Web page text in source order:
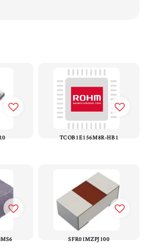
TCOB1E156M8R-HB1
SFR01MZPJ100